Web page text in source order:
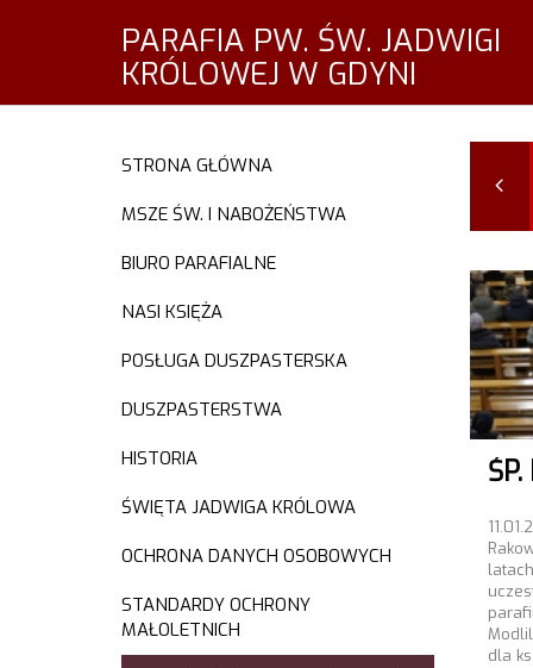
PARAFIA PW. ŚW. JADWIGI
KRÓLOWEJ W GDYNI
STRONA GŁÓWNA
MSZE ŚW. I NABOŻEŃSTWA
BIURO PARAFIALNE
NASI KSIĘŻA
POSŁUGA DUSZPASTERSKA
DUSZPASTERSTWA
HISTORIA
ŚWIĘTA JADWIGA KRÓLOWA
OCHRONA DANYCH OSOBOWYCH
STANDARDY OCHRONY
MAŁOLETNICH
LUT
2018
MAR
2018
dla